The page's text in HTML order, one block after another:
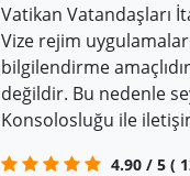
Vatikan Vatandaşları
Vize rejim
bilgilendirme
değildir. Bu nedenle
Konsolosluğu ile
4.90 / 5 (